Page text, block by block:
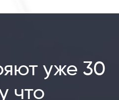
уже 30
что